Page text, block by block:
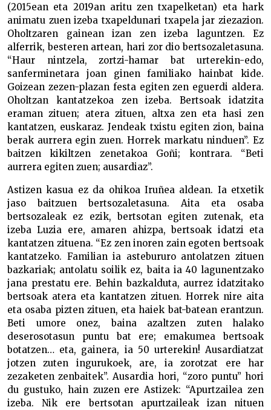
(2015ean eta 2019an aritu zen txapelketan) eta hark
animatu zuen izeba txapeldunari txapela jar ziezazion.
Oholtzaren gainean izan zen izeba laguntzen. Ez
alferrik, besteren artean, hari zor dio bertsozaletasuna.
“Haur nintzela, zortzi-hamar bat urterekin-edo,
sanferminetara joan ginen familiako hainbat kide.
Goizean zezen-plazan festa egiten zen eguerdi aldera.
Oholtzan kantatzekoa zen izeba. Bertsoak idatzita
eraman zituen; atera zituen, altxa zen eta hasi zen
kantatzen, euskaraz. Jendeak txistu egiten zion, baina
berak aurrera egin zuen. Horrek markatu ninduen”. Ez
baitzen kikiltzen zenetakoa Goñi; kontrara. “Beti
aurrera egiten zuen; ausardiaz”.
Astizen kasua ez da ohikoa Iruñea aldean. Ia etxetik
jaso baitzuen bertsozaletasuna. Aita eta osaba
bertsozaleak ez ezik, bertsotan egiten zutenak, eta
izeba Luzia ere, amaren ahizpa, bertsoak idatzi eta
kantatzen zituena. “Ez zen inoren zain egoten bertsoak
kantatzeko. Familian ia astebururo antolatzen zituen
bazkariak; antolatu soilik ez, baita ia 40 lagunentzako
jana prestatu ere. Behin bazkalduta, aurrez idatzitako
bertsoak atera eta kantatzen zituen. Horrek nire aita
eta osaba pizten zituen, eta haiek bat-batean erantzun.
Beti umore onez, baina azaltzen zuten halako
deserosotasun puntu bat ere; emakumea bertsoak
botatzen… eta, gainera, ia 50 urterekin! Ausardiatzat
jotzen zuten ingurukoek, are, ia zorotzat ere har
zezaketen zenbaitek”. Ausardia hori, “zoro puntu” hori
du gustuko, hain zuzen ere Astizek: “Apurtzailea zen
izeba. Nik ere bertsotan apurtzaileak izan nituen